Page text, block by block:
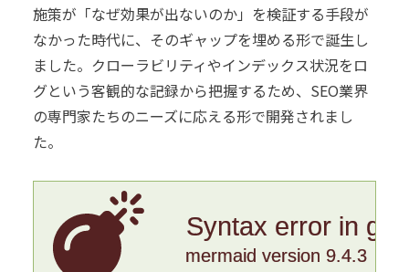
施策が「なぜ効果が出ないのか」を検証する手段が
なかった時代に、そのギャップを埋める形で誕生し
ました。クローラビリティやインデックス状況をロ
グという客観的な記録から把握するため、SEO業界
の専門家たちのニーズに応える形で開発されまし
た。
Syntax error in
mermaid version 9.4.3